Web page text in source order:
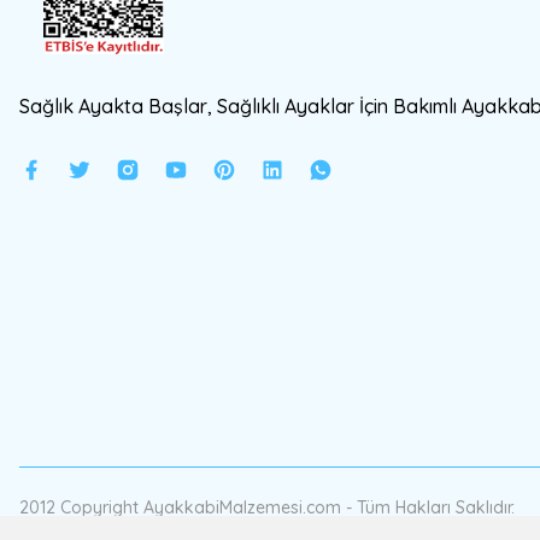
Sağlık Ayakta Başlar, Sağlıklı Ayaklar İçin Bakımlı
2012 Copyright AyakkabiMalzemesi.com - Tüm Hakları Saklıdır.